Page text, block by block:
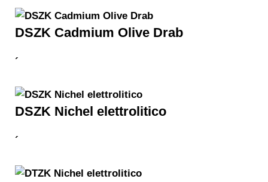
DSZK Cadmium Olive Drab
´
DSZK Nichel elettrolitico
´